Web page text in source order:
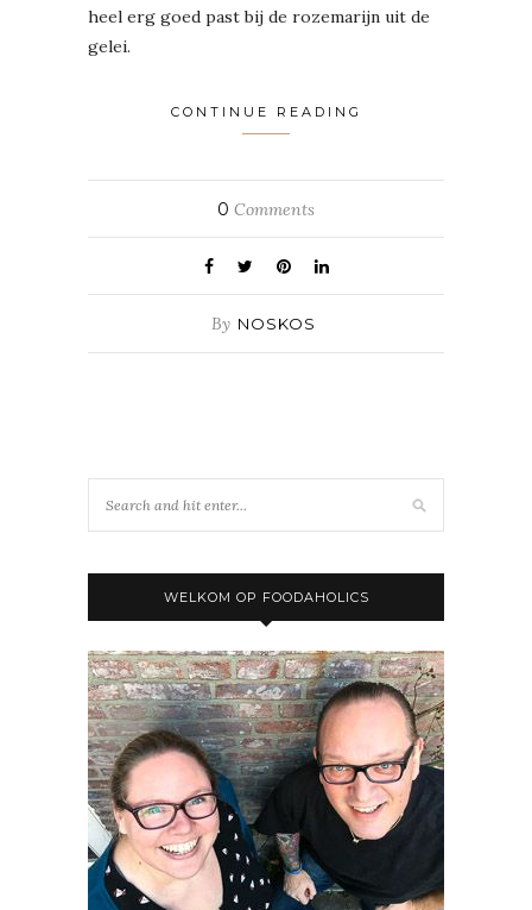
heel erg goed past bij de rozemarijn uit de
gelei.
CONTINUE READING
0 Comments
By NOSKOS
WELKOM OP FOODAHOLICS